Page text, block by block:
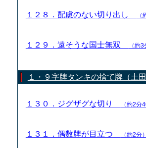
１２８．配慮のない切り出し （
１２９．遠そうな国士無双 （約
１・９字牌タンキの捨て牌（土
１３０．ジグザグな切り （約2分
１３１．偶数牌が目立つ （約2分）